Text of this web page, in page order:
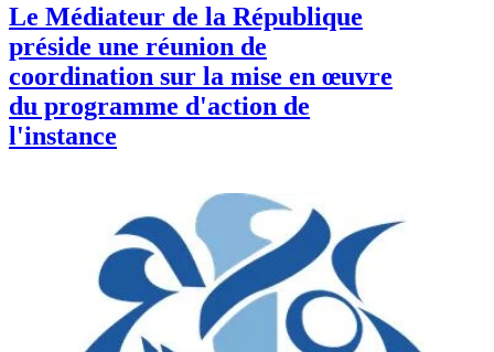
Le Médiateur de la République
préside une réunion de
coordination sur la mise en œuvre
du programme d'action de
l'instance